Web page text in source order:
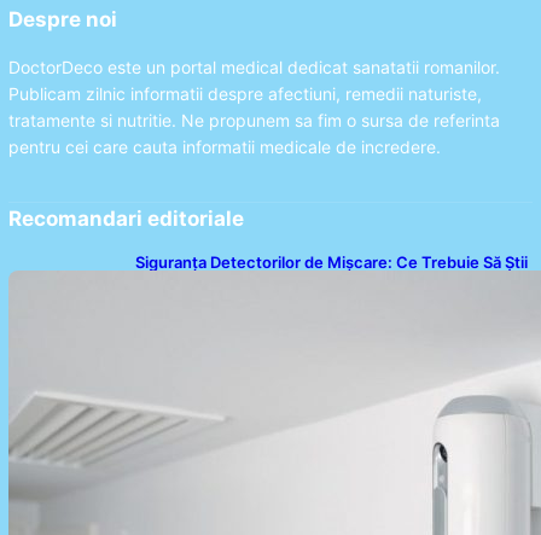
Despre noi
DoctorDeco este un portal medical dedicat sanatatii romanilor.
Publicam zilnic informatii despre afectiuni, remedii naturiste,
tratamente si nutritie. Ne propunem sa fim o sursa de referinta
pentru cei care cauta informatii medicale de incredere.
Recomandari editoriale
Siguranța Detectorilor de Mișcare: Ce Trebuie Să Știi